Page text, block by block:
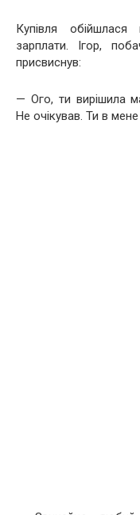
Купівля
зарплати. Ігор,
присвиснув:
— Ого, ти вирішила
Не очікував. Ти в